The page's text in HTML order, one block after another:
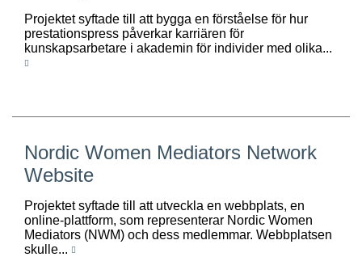
Projektet syftade till att bygga en förståelse för hur
prestationspress påverkar karriären för
kunskapsarbetare i akademin för individer med olika...
Nordic Women Mediators Network
Website
Projektet syftade till att utveckla en webbplats, en
online-plattform, som representerar Nordic Women
Mediators (NWM) och dess medlemmar. Webbplatsen
skulle...